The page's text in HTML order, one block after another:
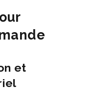
et